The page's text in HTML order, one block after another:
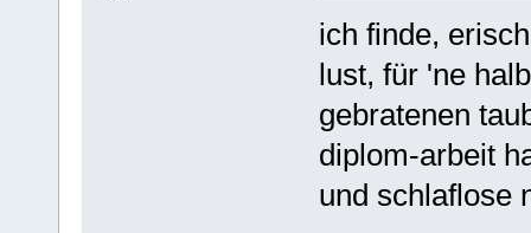
ich finde,
lust, für 'ne
gebratenen
diplom-arbeit
und schlaflose